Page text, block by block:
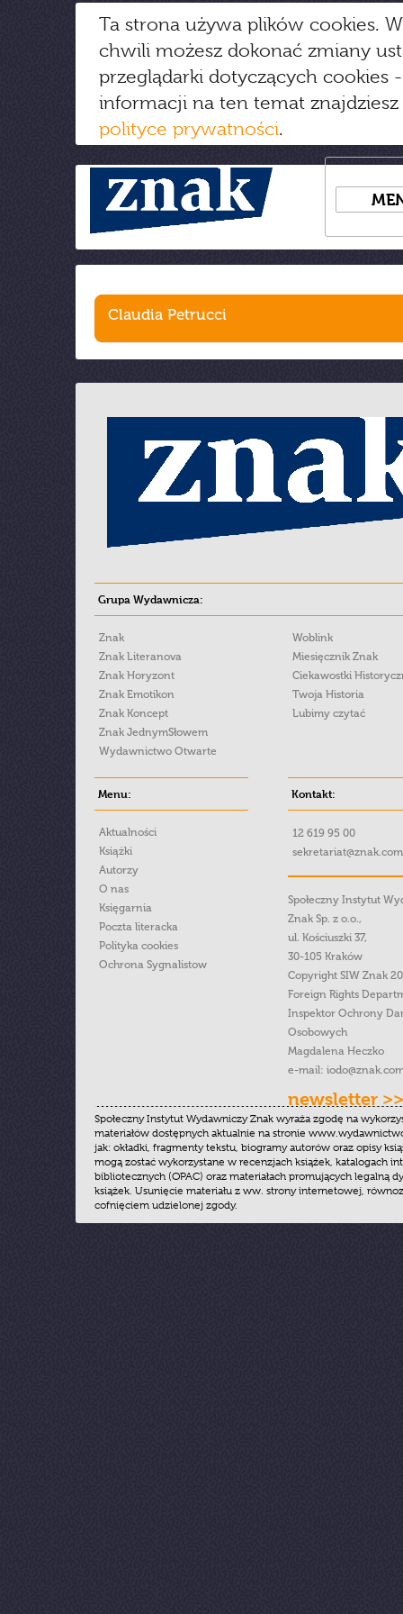
Ta strona używa plików cookies.
chwili możesz dokonać zmiany
przeglądarki dotyczących cookies
informacji na ten temat
polityce prywatności.
Claudia Petrucci
Grupa Wydawnicza:
Znak
Znak Literanova
Znak Horyzont
Znak Emotikon
Znak Koncept
Znak JednymSłowem
Wydawnictwo Otwarte
Woblink
Miesięcznik Znak
Ciekawostki
Twoja Historia
Lubimy czytać
Menu:
Aktualności
Książki
Autorzy
O nas
Księgarnia
Poczta literacka
Polityka cookies
Ochrona Sygnalistow
Kontakt:
12 619 95 00
Społeczny Instytut
Znak Sp. z o.o.,
ul. Kościuszki 37,
30-105 Kraków
Copyright SIW Znak
Foreign Rights
Inspektor Ochrony
Osobowych
Magdalena Heczko
e-mail:
newsletter >>
Społeczny Instytut Wydawniczy Znak wyraża zgodę na
materiałów dostępnych aktualnie na stronie
jak: okładki, fragmenty tekstu, biogramy autorów oraz opisy
mogą zostać wykorzystane w recenzjach książek, katalogach
bibliotecznych (OPAC) oraz materiałach promujących legalną
książek. Usunięcie materiału z ww. strony internetowej,
cofnięciem udzielonej zgody.